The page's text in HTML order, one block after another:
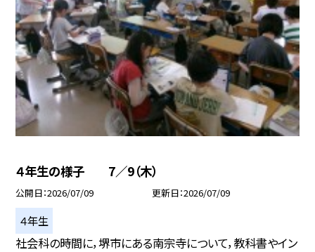
４年生の様子 7／9（木）
公開日 2026/07/09 更新日 2026/07/09
４年生
社会科の時間に，堺市にある南宗寺について，教科書やイン